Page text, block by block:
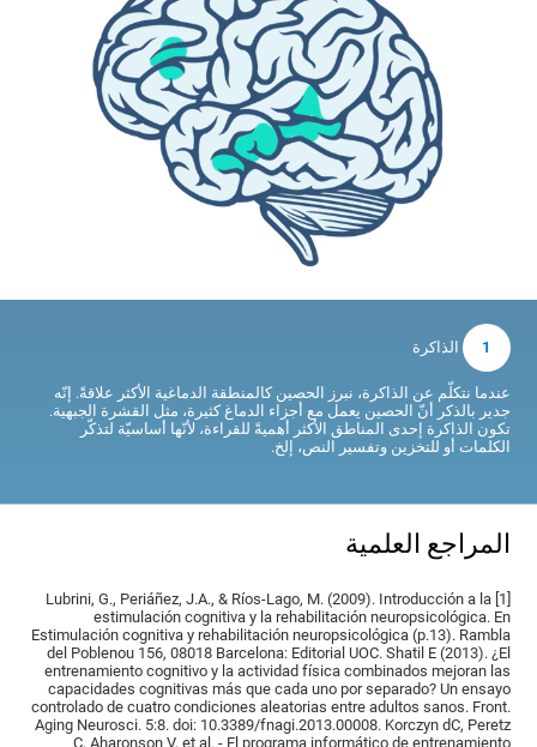
1 الذاكرة
عندما نتكلّم عن الذاكرة، نبرز الحصين كالمنطقة الدماغية الأكثر علاقةً. إنّه
جدير بالذكر أنّ الحصين يعمل مع أجزاء الدماغ كثيرة، مثل القشرة الجبهية.
تكون الذاكرة إحدى المناطق الأكثر أهميةً للقراءة، لأنّها أساسيّة لتذكّر
الكلمات أو للتخزين وتفسير النص، إلخ.
المراجع العلمية
[1] Lubrini, G., Periáñez, J.A., & Ríos-Lago, M. (2009). Introducción a la
estimulación cognitiva y la rehabilitación neuropsicológica. En
Estimulación cognitiva y rehabilitación neuropsicológica (p.13). Rambla
del Poblenou 156, 08018 Barcelona: Editorial UOC. Shatil E (2013). ¿El
entrenamiento cognitivo y la actividad física combinados mejoran las
capacidades cognitivas más que cada uno por separado? Un ensayo
controlado de cuatro condiciones aleatorias entre adultos sanos. Front.
Aging Neurosci. 5:8. doi: 10.3389/fnagi.2013.00008. Korczyn dC, Peretz
C, Aharonson V, et al. - El programa informático de entrenamiento